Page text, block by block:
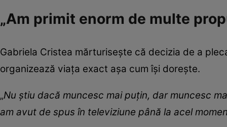
„Am primit enorm de multe
Gabriela Cristea mărturisește că decizia de a
organizează viața exact așa cum își dorește.
„Nu știu dacă muncesc mai puțin, dar muncesc
am avut de spus în televiziune până la acel